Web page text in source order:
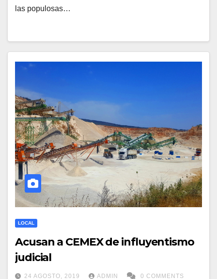
las populosas…
LOCAL
Acusan a CEMEX de influyentismo
judicial
24 AGOSTO, 2019 ADMIN 0 COMMENTS